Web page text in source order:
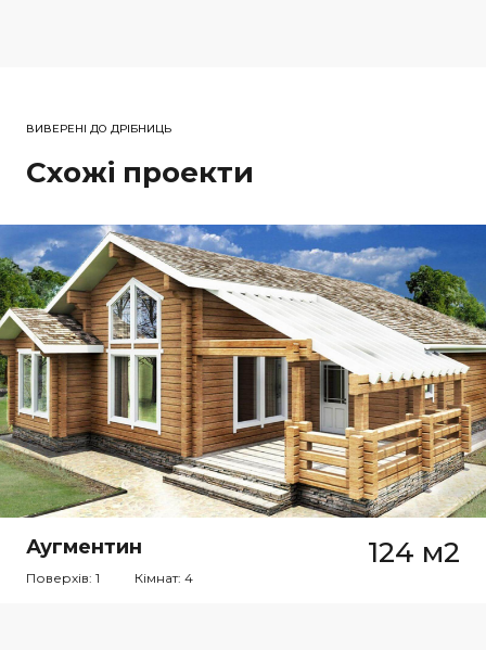
ВИВЕРЕНІ ДО ДРІБНИЦЬ
Схожі проекти
Аугментин 124 м2
Поверхів: 1 Кімнат: 4